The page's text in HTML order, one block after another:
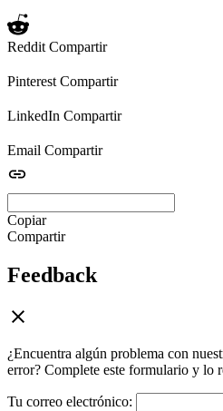
Reddit Compartir
Pinterest Compartir
LinkedIn Compartir
Email Compartir
Copiar
Compartir
Feedback
¿Encuentra algún problema con
error? Complete este formulario y lo
Tu correo electrónico: